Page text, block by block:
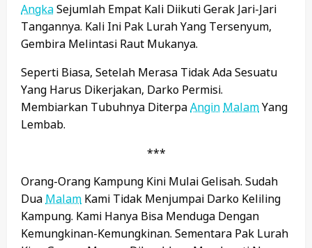
AngkaSejumlah Empat Kali Diikuti Gerak Jari-Jari
Tangannya. Kali Ini Pak Lurah Yang Tersenyum,
Gembira Melintasi Raut Mukanya.
Seperti Biasa, Setelah Merasa Tidak Ada Sesuatu
Yang Harus Dikerjakan, Darko Permisi.
Membiarkan Tubuhnya DiterpaAngin MalamYang
Lembab.
***
Orang-Orang Kampung Kini Mulai Gelisah. Sudah
Dua Malam Kami Tidak Menjumpai Darko Keliling
Kampung. Kami Hanya Bisa Menduga Dengan
Kemungkinan-Kemungkinan. Sementara Pak Lurah